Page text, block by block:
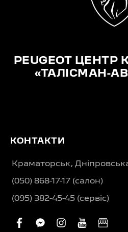
PEUGEOT
«ТАЛІСМАН-
КОНТАКТИ
Краматорськ,
(050) 868-17-17 (салон)
(095) 382-45-45 (сервіс)
facebook
facebook-
instagram
youtube